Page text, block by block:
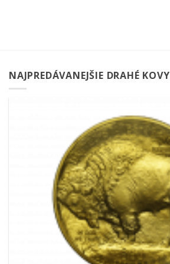
NAJPREDÁVANEJŠIE DRAHÉ KOVY